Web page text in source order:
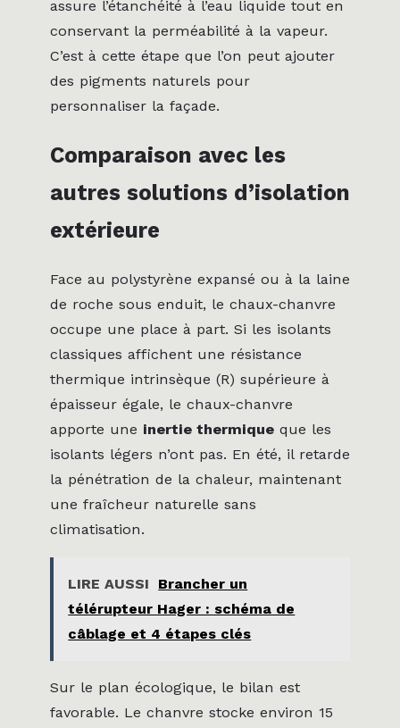
assure l’étanchéité à l’eau liquide tout en
conservant la perméabilité à la vapeur.
C’est à cette étape que l’on peut ajouter
des pigments naturels pour
personnaliser la façade.
Comparaison avec les
autres solutions d’isolation
extérieure
Face au polystyrène expansé ou à la laine
de roche sous enduit, le chaux-chanvre
occupe une place à part. Si les isolants
classiques affichent une résistance
thermique intrinsèque (R) supérieure à
épaisseur égale, le chaux-chanvre
apporte une inertie thermique que les
isolants légers n’ont pas. En été, il retarde
la pénétration de la chaleur, maintenant
une fraîcheur naturelle sans
climatisation.
LIRE AUSSI
Brancher un
télérupteur Hager : schéma de
câblage et 4 étapes clés
Sur le plan écologique, le bilan est
favorable. Le chanvre stocke environ 15